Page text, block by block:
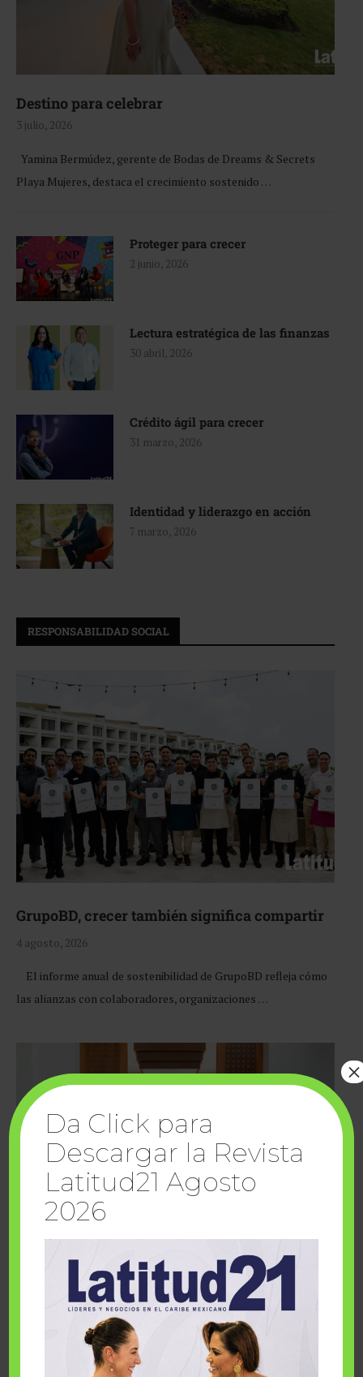
Destino para celebrar
3 julio, 2026
Yamina Bermúdez, gerente de Bodas de Dreams & Secrets
Playa Mujeres, destaca el crecimiento sostenido …
Proteger para crecer
2 junio, 2026
Lectura estratégica de las finanzas
30 abril, 2026
Crédito ágil para crecer
31 marzo, 2026
Identidad y liderazgo en acción
7 marzo, 2026
RESPONSABILIDAD SOCIAL
GrupoBD, crecer también significa compartir
4 agosto, 2026
El informe anual de sostenibilidad de GrupoBD refleja cómo
las alianzas con colaboradores, organizaciones …
Cuando la solidaridad inspira; cumplen
sueños Fairmont Mayakoba y Make-A-Wish
Da Click para
Descargar la Revista
Latitud21 Agosto
2026
×